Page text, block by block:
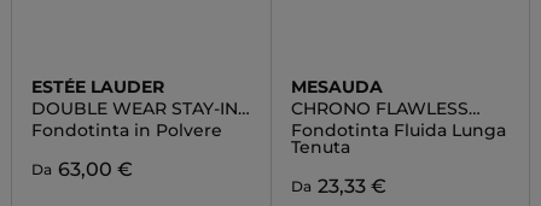
ESTÉE LAUDER
DOUBLE WEAR STAY-IN-
PLACE MATTE POWDER
FOUNDATION SPF10
Fondotinta in Polvere
Da 63,00 €
MESAUDA
CHRONO FLAWLESS
FOUNDATION
Fondotinta Fluida Lunga
Tenuta
Da 23,33 €